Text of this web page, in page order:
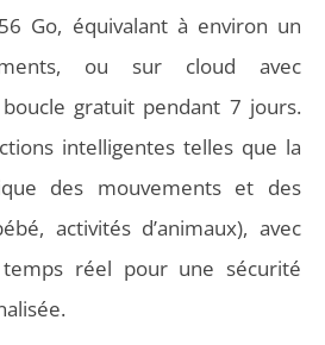
Go, équivalant à environ un
ou sur cloud avec
gratuit pendant 7 jours.
intelligentes telles que la
des mouvements et des
activités d’animaux), avec
temps réel pour une sécurité